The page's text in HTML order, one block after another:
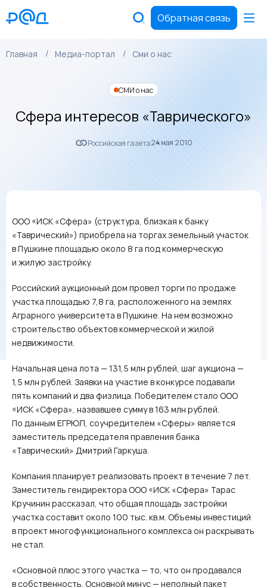
Обратная связь
Главная Медиа-портал Сми о нас
СМИ о нас
Сфера интересов «Таврического»
Российская газета24 мая 2010
ООО «ИСК «Сфера» (структура, близкая к банку
«Таврический») приобрела на торгах земельный участок
в Пушкине площадью около 8 га под коммерческую
и жилую застройку.
Российский аукционный дом провел торги по продаже
участка площадью 7,8 га, расположенного на землях
Аграрного университета в Пушкине. На нем возможно
строительство объектов коммерческой и жилой
недвижимости.
Начальная цена лота — 131,5 млн рублей, шаг аукциона —
1,5 млн рублей. Заявки на участие в конкурсе подавали
пять компаний и два физлица. Победителем стало ООО
«ИСК «Сфера», назвавшее сумму в 163 млн рублей.
По данным ЕГРЮЛ, соучредителем «Сферы» является
заместитель председателя правления банка
«Таврический» Дмитрий Гаркуша.
Компания планирует реализовать проект в течение 7 лет.
Заместитель гендиректора ООО «ИСК «Сфера» Тарас
Кручинин рассказал, что общая площадь застройки
участка составит около 100 тыс. кв.м. Объемы инвестиций
в проект многофункционального комплекса он раскрывать
не стал.
«Основной плюс этого участка — то, что он продавался
в собственность. Основной минус — неполный пакет